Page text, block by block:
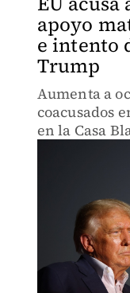
apoyo
e intento
Trump
Aumenta a
coacusados
en la Casa